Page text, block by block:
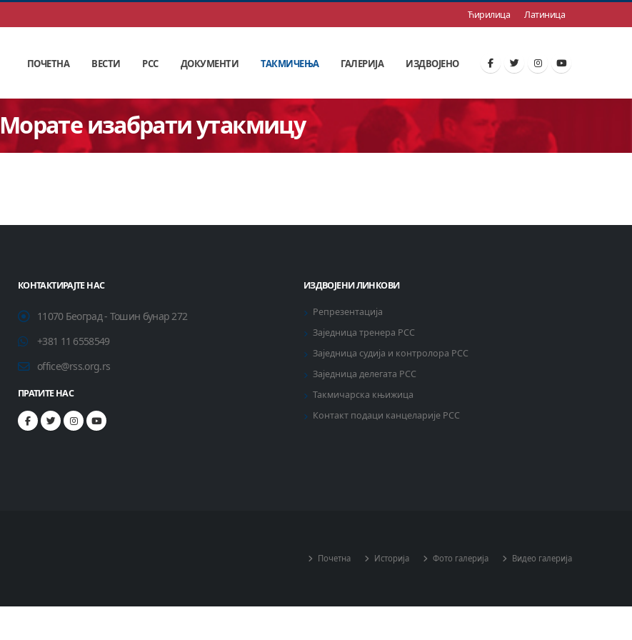
Ћирилица Латиница
ПОЧЕТНА ВЕСТИ РСС ДОКУМЕНТИ ТАКМИЧЕЊА ГАЛЕРИЈА ИЗДВОЈЕНО
Морате изабрати утакмицу
КОНТАКТИРАЈТЕ НАС
11070 Београд - Тошин бунар 272
+381 11 6558549
office@rss.org.rs
ПРАТИТЕ НАС
ИЗДВОЈЕНИ ЛИНКОВИ
Репрезентација
Заједница тренера РСС
Заједница судија и контролора РСС
Заједница делегата РСС
Такмичарска књижица
Контакт подаци канцеларије РСС
Почетна Историја Фото галерија Видео галерија